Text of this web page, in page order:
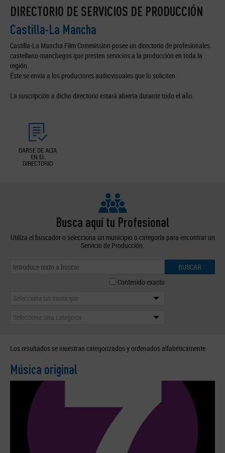
DIRECTORIO DE SERVICIOS DE PRODUCCIÓN
Castilla-La Mancha
Castilla-La Mancha Film Commission posee un directorio de profesionales
castellano-manchegos que presten servicios a la producción en toda la
región.
Éste se envía a los productores audiovisuales que lo soliciten.
La suscripción a dicho directorio estará abierta durante todo el año.
DARSE DE ALTA
EN EL
DIRECTORIO
Busca aquí tu Profesional
Utiliza el buscador o selecciona un municipio o categoría para encontrar un
Servicio de Producción.
BUSCAR
Contenido exacto
Selecciona un municipio
Selecciona una categoría
Los resultados se muestran categorizados y ordenados alfabéticamente.
Música original